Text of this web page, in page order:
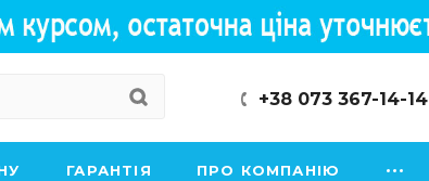
+38 073 367-14-14
ГАРАНТІЯ ПРО КОМПАНІЮ